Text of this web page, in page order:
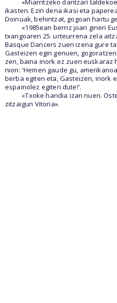
«Miarritzeko dantzari
ikasten. Ezin dena ikasi eta
Doinuak, behintzat, gogoan hartu
«1985ean berriz joan ginen
txangoaren 25. urteurrena zela
Basque Dancers zuen izena gure
Gasteizen egin genuen,
zen, baina inork ez zuen euskaraz
nion: 'Hemen gaude gu,
berba egiten eta, Gasteizen, inork
espainolez egiten dute!'.
«Txoke handia izan nuen.
zitzaigun Vitoria».